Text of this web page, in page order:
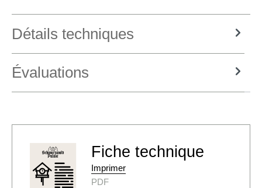
Détails techniques
Évaluations
Fiche technique
Imprimer
PDF